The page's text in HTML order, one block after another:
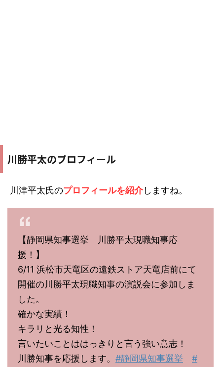
川勝平太のプロフィール
川津平太氏のプロフィールを紹介しますね。
【静岡県知事選挙 川勝平太現職知事応
援！】
6/11 浜松市天竜区の遠鉄ストア天竜店前にて
開催の川勝平太現職知事の演説会に参加しま
した。
確かな実績！
キラリと光る知性！
言いたいことははっきりと言う強い意志！
川勝知事を応援します。 #静岡県知事選挙
#